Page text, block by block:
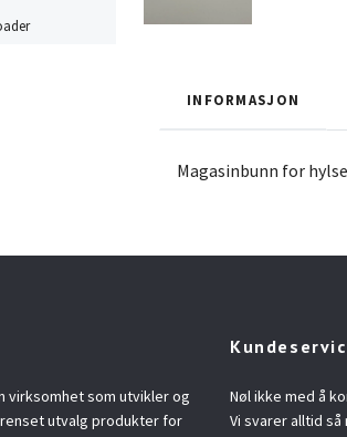
INFORMASJON
Magasinbunn for
virksomhet som utvikler og
utvalg produkter for
Nøl ikke med å
Vi svarer alltid så